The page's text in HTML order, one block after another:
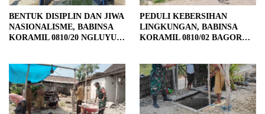
BENTUK DISIPLIN DAN JIWA
NASIONALISME, BABINSA
KORAMIL 0810/20 NGLUYU
PEDULI KEBERSIHAN
LINGKUNGAN, BABINSA
KORAMIL 0810/02 BAGOR
BAKTI